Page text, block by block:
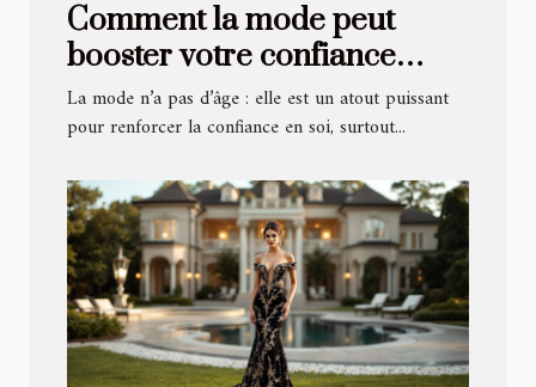
Comment la mode peut
booster votre confiance
pour des rencontres après
50 ans
La mode n’a pas d’âge : elle est un atout puissant
pour renforcer la confiance en soi, surtout...